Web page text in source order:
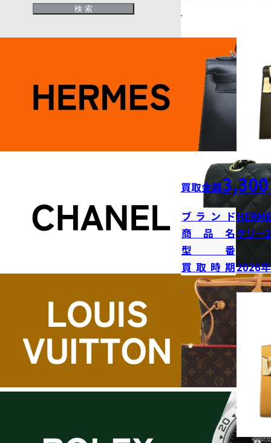
買取金額
ブランド
商品名ケリー
型番
買取時期2026